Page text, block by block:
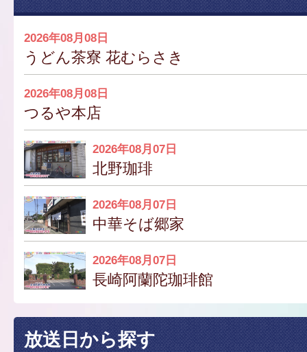
2026年08月08日
うどん茶寮 花むらさき
2026年08月08日
つるや本店
2026年08月07日
北野珈琲
2026年08月07日
中華そば郷家
2026年08月07日
長崎阿蘭陀珈琲館
放送日から探す